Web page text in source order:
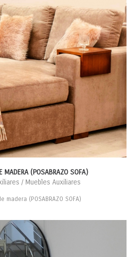
MADERA (POSABRAZO SOFA)
/ Muebles Auxiliares
madera (POSABRAZO SOFA)